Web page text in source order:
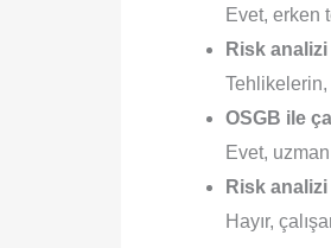
Evet, erken
Risk analizi
Tehlikelerin,
OSGB ile
Evet,
Risk
Hayır,